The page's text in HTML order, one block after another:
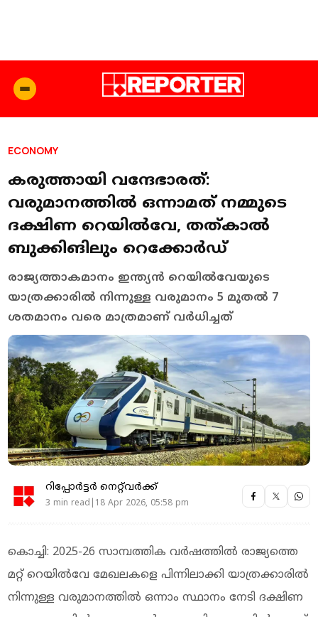
ECONOMY
കരുത്തായി വന്ദേഭാരത്:
വരുമാനത്തില്‍ ഒന്നാമത് നമ്മുടെ
ദക്ഷിണ റെയില്‍വേ, തത്കാൽ
ബുക്കിങിലും റെക്കോർഡ്
രാജ്യത്താകമാനം ഇന്ത്യൻ റെയിൽവേയുടെ
യാത്രക്കാരിൽ നിന്നുള്ള വരുമാനം 5 മുതൽ 7
ശതമാനം വരെ മാത്രമാണ് വർധിച്ചത്
റിപ്പോർട്ടർ നെറ്റ്‌വര്‍ക്ക്‌
3 min read|18 Apr 2026, 05:58 pm
കൊച്ചി: 2025-26 സാമ്പത്തിക വർഷത്തിൽ രാജ്യത്തെ
മറ്റ് റെയിൽവേ മേഖലകളെ പിന്നിലാക്കി യാത്രക്കാരിൽ
നിന്നുള്ള വരുമാനത്തിൽ ഒന്നാം സ്ഥാനം നേടി ദക്ഷിണ